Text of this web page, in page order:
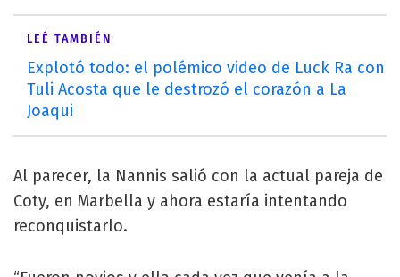
LEÉ TAMBIÉN
Explotó todo: el polémico video de Luck Ra con
Tuli Acosta que le destrozó el corazón a La
Joaqui
Al parecer, la Nannis salió con la actual pareja de
Coty, en Marbella y ahora estaría intentando
reconquistarlo.